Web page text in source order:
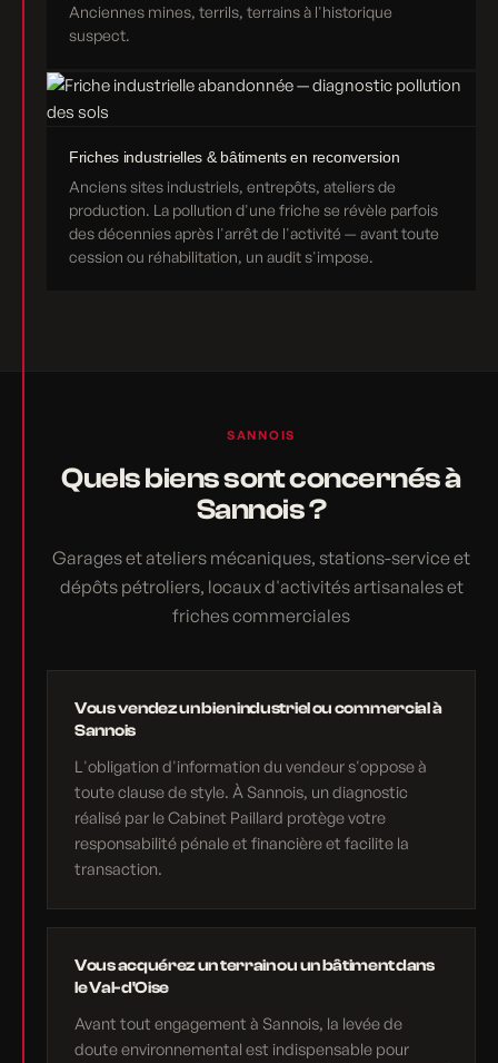
Anciennes mines, terrils, terrains à l'historique
suspect.
Friches industrielles & bâtiments en reconversion
Anciens sites industriels, entrepôts, ateliers de
production. La pollution d'une friche se révèle parfois
des décennies après l'arrêt de l'activité — avant toute
cession ou réhabilitation, un audit s'impose.
SANNOIS
Quels biens sont concernés à
Sannois ?
Garages et ateliers mécaniques, stations-service et
dépôts pétroliers, locaux d'activités artisanales et
friches commerciales
Vous vendez un bien industriel ou commercial à
Sannois
L'obligation d'information du vendeur s'oppose à
toute clause de style. À Sannois, un diagnostic
réalisé par le Cabinet Paillard protège votre
responsabilité pénale et financière et facilite la
transaction.
Vous acquérez un terrain ou un bâtiment dans
le Val-d'Oise
Avant tout engagement à Sannois, la levée de
doute environnemental est indispensable pour